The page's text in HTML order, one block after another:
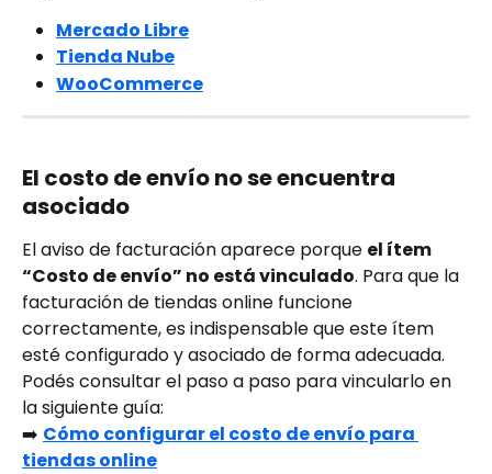
Mercado Libre
Tienda Nube
WooCommerce
El costo de envío no se encuentra
asociado
El aviso de facturación aparece porque el ítem
“Costo de envío” no está vinculado. Para que la
facturación de tiendas online funcione
correctamente, es indispensable que este ítem
esté configurado y asociado de forma adecuada.
Podés consultar el paso a paso para vincularlo en
la siguiente guía:
➡️ Cómo configurar el costo de envío para
tiendas online